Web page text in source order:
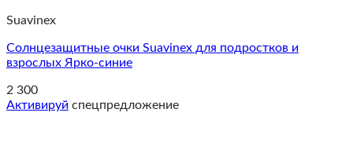
Suavinex
Солнцезащитные очки Suavinex для подростков и
взрослых Ярко-синие
2 300
Активируй спецпредложение